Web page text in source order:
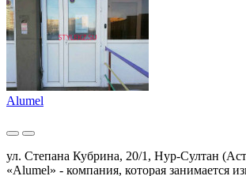
Alumel
ул. Степана Кубрина, 20/1, Нур-Султан
«Alumel» - компания, которая занимается